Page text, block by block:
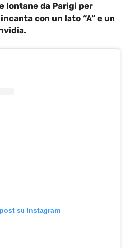
lontane da Parigi per
con un lato “A” e un
su Instagram